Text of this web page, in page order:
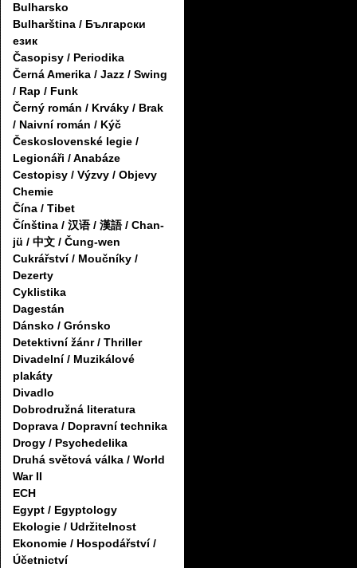
Bulharsko
Bulharština / Български
език
Časopisy / Periodika
Černá Amerika / Jazz / Swing
/ Rap / Funk
Černý román / Krváky / Brak
/ Naivní román / Kýč
Československé legie /
Legionáři / Anabáze
Cestopisy / Výzvy / Objevy
Chemie
Čína / Tibet
Čínština / 汉语 / 漢語 / Chan-
jü / 中文 / Čung-wen
Cukrářství / Moučníky /
Dezerty
Cyklistika
Dagestán
Dánsko / Grónsko
Detektivní žánr / Thriller
Divadelní / Muzikálové
plakáty
Divadlo
Dobrodružná literatura
Doprava / Dopravní technika
Drogy / Psychedelika
Druhá světová válka / World
War II
ECH
Egypt / Egyptology
Ekologie / Udržitelnost
Ekonomie / Hospodářství /
Účetnictví